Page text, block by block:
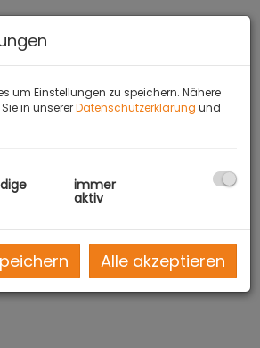
hier ein neu errichtetes
um Einstellungen zu speichern. Nähere
in unsererDatenschutzerklärung und
immer
aktiv
Alle akzeptieren